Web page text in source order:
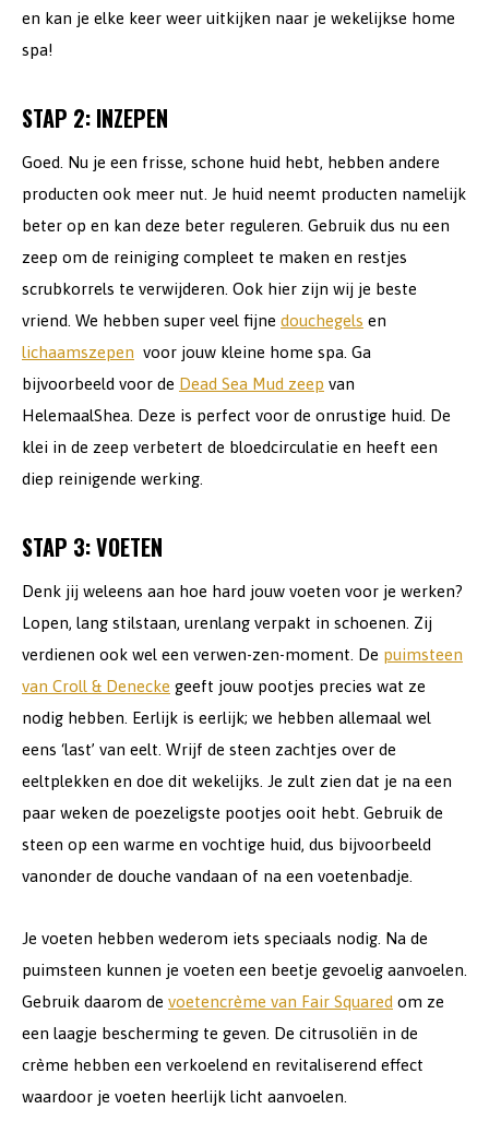
en kan je elke keer weer uitkijken naar je wekelijkse home
spa!
STAP 2: INZEPEN
Goed. Nu je een frisse, schone huid hebt, hebben andere
producten ook meer nut. Je huid neemt producten namelijk
beter op en kan deze beter reguleren. Gebruik dus nu een
zeep om de reiniging compleet te maken en restjes
scrubkorrels te verwijderen. Ook hier zijn wij je beste
vriend. We hebben super veel fijne douchegels en
lichaamszepen voor jouw kleine home spa. Ga
bijvoorbeeld voor de Dead Sea Mud zeep van
HelemaalShea. Deze is perfect voor de onrustige huid. De
klei in de zeep verbetert de bloedcirculatie en heeft een
diep reinigende werking.
STAP 3: VOETEN
Denk jij weleens aan hoe hard jouw voeten voor je werken?
Lopen, lang stilstaan, urenlang verpakt in schoenen. Zij
verdienen ook wel een verwen-zen-moment. De puimsteen
van Croll & Denecke geeft jouw pootjes precies wat ze
nodig hebben. Eerlijk is eerlijk; we hebben allemaal wel
eens ‘last’ van eelt. Wrijf de steen zachtjes over de
eeltplekken en doe dit wekelijks. Je zult zien dat je na een
paar weken de poezeligste pootjes ooit hebt. Gebruik de
steen op een warme en vochtige huid, dus bijvoorbeeld
vanonder de douche vandaan of na een voetenbadje.
Je voeten hebben wederom iets speciaals nodig. Na de
puimsteen kunnen je voeten een beetje gevoelig aanvoelen.
Gebruik daarom de voetencrème van Fair Squared om ze
een laagje bescherming te geven. De citrusoliën in de
crème hebben een verkoelend en revitaliserend effect
waardoor je voeten heerlijk licht aanvoelen.